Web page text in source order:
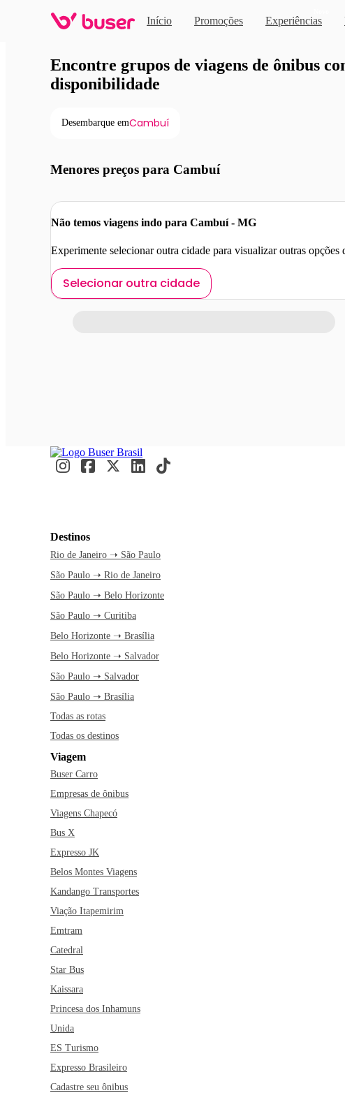
Início Promoções Experiências
Viagens de ônibus em
Encontre grupos de viagens de ônibus
disponibilidade
Desembarque emCambuí
Menores preços para Cambuí
Não temos viagens indo para Cambuí - MG
Experimente selecionar outra cidade para visualizar outras opções
Selecionar outra cidade
Destinos
Rio de Janeiro ➝ São Paulo
São Paulo ➝ Rio de Janeiro
São Paulo ➝ Belo Horizonte
São Paulo ➝ Curitiba
Belo Horizonte ➝ Brasília
Belo Horizonte ➝ Salvador
São Paulo ➝ Salvador
São Paulo ➝ Brasília
Todas as rotas
Todas os destinos
Viagem
Buser Carro
Empresas de ônibus
Viagens Chapecó
Bus X
Expresso JK
Belos Montes Viagens
Kandango Transportes
Viação Itapemirim
Emtram
Catedral
Star Bus
Kaissara
Princesa dos Inhamuns
Unida
ES Turismo
Expresso Brasileiro
Cadastre seu ônibus